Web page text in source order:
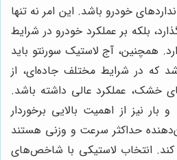
خودرو باشد. این امر نه تنها
بلکه بر عملکرد خودرو در شرایط
همچنین، آج لاستیک سورنتو باید
که در شرایط مختلف جاده‌ای، از
خشک، عملکرد عالی داشته باشد.
نیز از اهمیت بالایی برخوردار
حداکثر سرعت و وزنی هستند
انتخاب لاستیکی با شاخص‌های